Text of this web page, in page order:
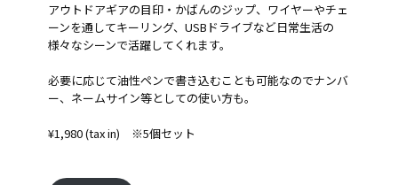
アウトドアギアの目印・かばんのジップ、ワイヤーやチェ
ーンを通してキーリング、USBドライブなど日常生活の
様々なシーンで活躍してくれます。
必要に応じて油性ペンで書き込むことも可能なのでナンバ
ー、ネームサイン等としての使い方も。
¥1,980 (tax in) ※5個セット